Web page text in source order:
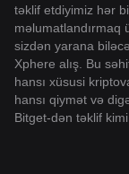
təklif etdiyimiz hər
məlumatlandırmaq
sizdən yarana
Xphere alış. Bu
hansı xüsusi
hansı qiymət və
Bitget-dən təklif